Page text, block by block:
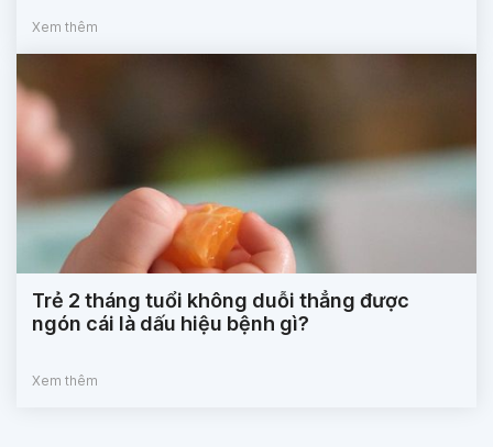
Xem thêm
Trẻ 2 tháng tuổi không duỗi thẳng được
ngón cái là dấu hiệu bệnh gì?
Xem thêm